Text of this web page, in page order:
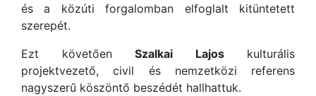
és a közúti forgalomban elfoglalt kitüntetett
szerepét.
Ezt követően Szalkai Lajoskulturális
projektvezető, civil és nemzetközi referens
nagyszerű köszöntő beszédét hallhattuk.